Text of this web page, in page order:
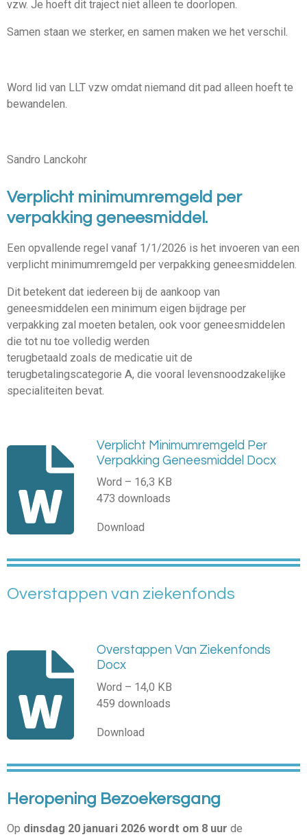
vzw. Je hoeft dit traject niet alleen te doorlopen.
Samen staan we sterker, en samen maken we het verschil.
Word lid van LLT vzw omdat niemand dit pad alleen hoeft te
bewandelen.
Sandro Lanckohr
Verplicht minimumremgeld per
verpakking geneesmiddel.
Een opvallende regel vanaf 1/1/2026 is het invoeren van een
verplicht minimumremgeld per verpakking geneesmiddelen.
Dit betekent dat iedereen bij de aankoop van
geneesmiddelen een minimum eigen bijdrage per
verpakking zal moeten betalen, ook voor geneesmiddelen
die tot nu toe volledig werden
terugbetaald zoals de medicatie uit de
terugbetalingscategorie A, die vooral levensnoodzakelijke
specialiteiten bevat.
Verplicht Minimumremgeld Per
Verpakking Geneesmiddel Docx
Word – 16,3 KB
473 downloads
Download
Overstappen van ziekenfonds
Overstappen Van Ziekenfonds
Docx
Word – 14,0 KB
459 downloads
Download
Heropening Bezoekersgang
Op dinsdag 20 januari 2026 wordt om 8 uur de